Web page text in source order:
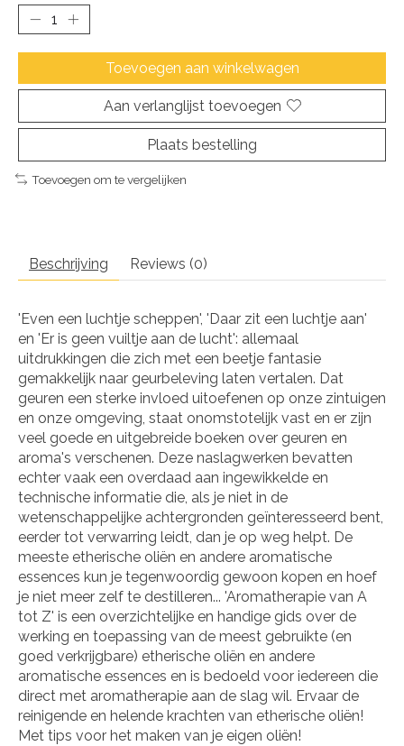
Toevoegen aan winkelwagen
Aan verlanglijst toevoegen
Plaats bestelling
Toevoegen om te vergelijken
Beschrijving Reviews (0)
'Even een luchtje scheppen', 'Daar zit een luchtje aan'
en 'Er is geen vuiltje aan de lucht': allemaal
uitdrukkingen die zich met een beetje fantasie
gemakkelijk naar geurbeleving laten vertalen. Dat
geuren een sterke invloed uitoefenen op onze zintuigen
en onze omgeving, staat onomstotelijk vast en er zijn
veel goede en uitgebreide boeken over geuren en
aroma's verschenen. Deze naslagwerken bevatten
echter vaak een overdaad aan ingewikkelde en
technische informatie die, als je niet in de
wetenschappelijke achtergronden geïnteresseerd bent,
eerder tot verwarring leidt, dan je op weg helpt. De
meeste etherische oliën en andere aromatische
essences kun je tegenwoordig gewoon kopen en hoef
je niet meer zelf te destilleren... 'Aromatherapie van A
tot Z' is een overzichtelijke en handige gids over de
werking en toepassing van de meest gebruikte (en
goed verkrijgbare) etherische oliën en andere
aromatische essences en is bedoeld voor iedereen die
direct met aromatherapie aan de slag wil. Ervaar de
reinigende en helende krachten van etherische oliën!
Met tips voor het maken van je eigen oliën!